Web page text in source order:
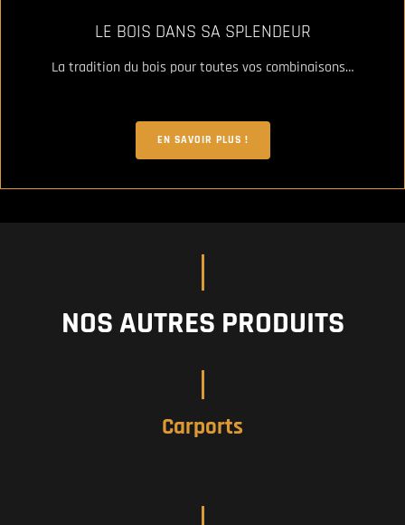
LE BOIS DANS SA SPLENDEUR
La tradition du bois pour toutes vos combinaisons…
EN SAVOIR PLUS !
NOS AUTRES PRODUITS
Carports